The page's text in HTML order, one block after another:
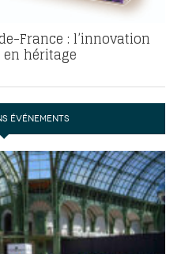
France : l’innovation
héritage
ÉVÉNEMENTS